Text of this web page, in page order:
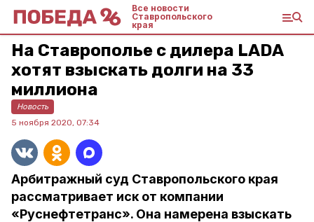
Все новости
Ставропольского
края
На Ставрополье с дилера LADA
хотят взыскать долги на 33
миллиона
Новость
5 ноября 2020, 07:34
Арбитражный суд Ставропольского края
рассматривает иск от компании
«Руснефтетранс». Она намерена взыскать